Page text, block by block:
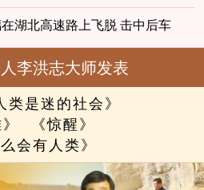
湖北高速路上飞脱 击中后车
李洪志大师发表
类是迷的社会》
《惊醒》
么会有人类》